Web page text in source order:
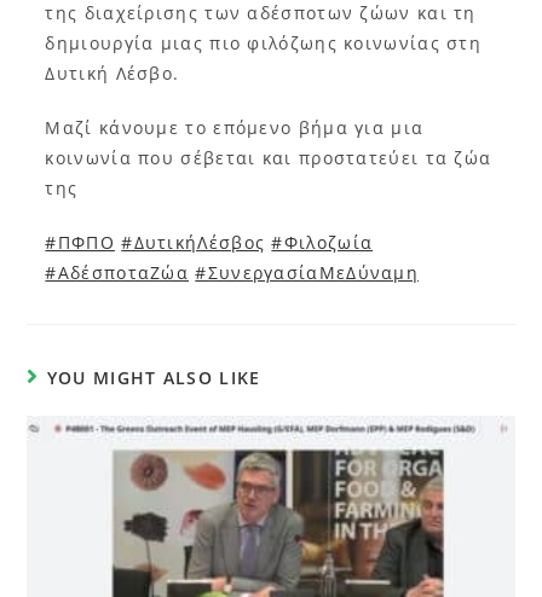
της διαχείρισης των αδέσποτων ζώων και τη
δημιουργία μιας πιο φιλόζωης κοινωνίας στη
Δυτική Λέσβο.
Μαζί κάνουμε το επόμενο βήμα για μια
κοινωνία που σέβεται και προστατεύει τα ζώα
της
#ΠΦΠΟ #ΔυτικήΛέσβος #Φιλοζωία
#ΑδέσποταΖώα #ΣυνεργασίαΜεΔύναμη
YOU MIGHT ALSO LIKE